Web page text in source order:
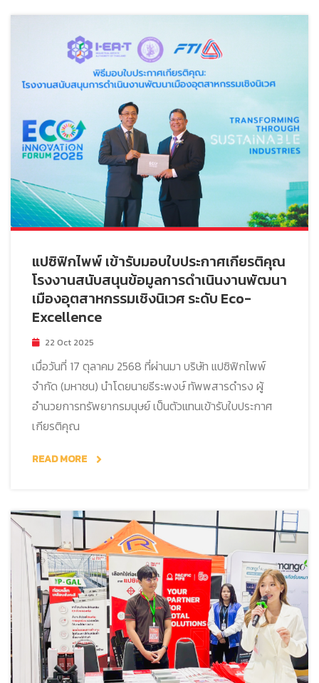
แปซิฟิกไพพ์ เข้ารับมอบใบประกาศเกียรติคุณ
โรงงานสนับสนุนข้อมูลการดำเนินงานพัฒนา
เมืองอุตสาหกรรมเชิงนิเวศ ระดับ Eco-
Excellence
22 Oct 2025
เมื่อวันที่ 17 ตุลาคม 2568 ที่ผ่านมา บริษัท แปซิฟิกไพพ์
จำกัด (มหาชน) นำโดยนายธีระพงษ์ ทัพพสารดำรง ผู้
อำนวยการทรัพยากรมนุษย์ เป็นตัวแทนเข้ารับใบประกาศ
เกียรติคุณ
READ MORE